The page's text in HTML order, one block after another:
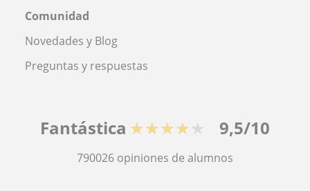
Comunidad
Novedades y Blog
Preguntas y respuestas
Fantástica ★★★★★ 9,5/10
790026 opiniones de alumnos